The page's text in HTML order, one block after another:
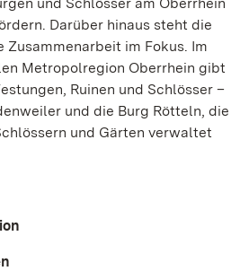
Darüber hinaus steht die
im Fokus. Im
Metropolregion Oberrhein gibt
Ruinen und Schlösser –
und die Burg Rötteln, die
und Gärten verwaltet